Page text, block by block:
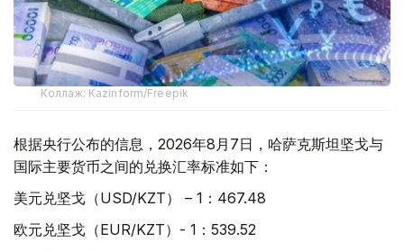
Коллаж: Kazinform/Freepik
根据央行公布的信息，2026年8月7日，哈萨克斯坦坚戈与
国际主要货币之间的兑换汇率标准如下：
美元兑坚戈（USD/KZT） – 1：467.48
欧元兑坚戈（EUR/KZT）- 1：539.52